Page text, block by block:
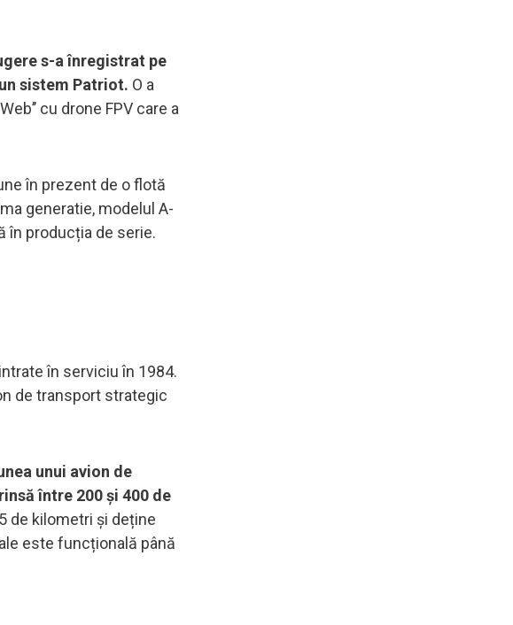
s-a înregistrat pe
sistem Patriot. O a
cu drone FPV care a
în prezent de o flotă
generatie, modelul A-
în producția de serie.
în serviciu în 1984.
de transport strategic
unui avion de
între 200 și 400 de
de kilometri și deține
este funcțională până